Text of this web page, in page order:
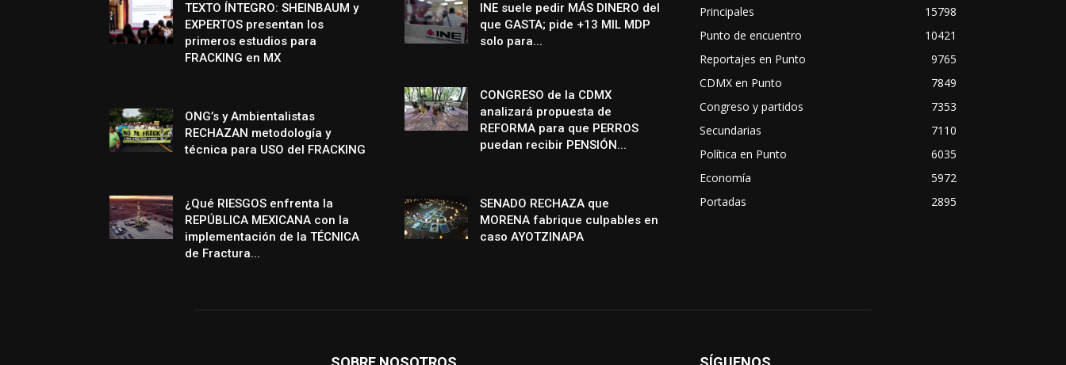
TEXTO ÍNTEGRO: SHEINBAUM y
EXPERTOS presentan los
primeros estudios para
FRACKING en MX
ONG’s y Ambientalistas
RECHAZAN metodología y
técnica para USO del FRACKING
¿Qué RIESGOS enfrenta la
REPÚBLICA MEXICANA con la
implementación de la TÉCNICA
de Fractura...
INE suele pedir MÁS DINERO del
que GASTA; pide +13 MIL MDP
solo para...
CONGRESO de la CDMX
analizará propuesta de
REFORMA para que PERROS
puedan recibir PENSIÓN...
SENADO RECHAZA que
MORENA fabrique culpables en
caso AYOTZINAPA
Principales
15798
Punto de encuentro
10421
Reportajes en Punto
9765
CDMX en Punto
7849
Congreso y partidos
7353
Secundarias
7110
Política en Punto
6035
Economía
5972
Portadas
2895